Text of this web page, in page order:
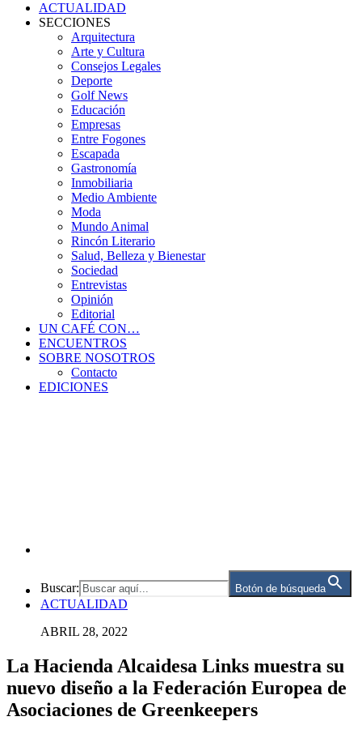
ACTUALIDAD
SECCIONES
Arquitectura
Arte y Cultura
Consejos Legales
Deporte
Golf News
Educación
Empresas
Entre Fogones
Escapada
Gastronomía
Inmobiliaria
Medio Ambiente
Moda
Mundo Animal
Rincón Literario
Salud, Belleza y Bienestar
Sociedad
Entrevistas
Opinión
Editorial
UN CAFÉ CON…
ENCUENTROS
SOBRE NOSOTROS
Contacto
EDICIONES
Buscar: Botón de búsqueda
ACTUALIDAD
ABRIL 28, 2022
La Hacienda Alcaidesa Links muestra su
nuevo diseño a la Federación Europea de
Asociaciones de Greenkeepers